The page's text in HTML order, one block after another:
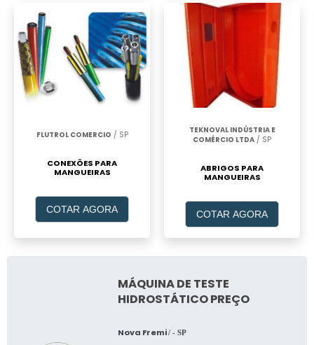
FLUTROL COMERCIO / SP
CONEXÕES PARA
MANGUEIRAS
COTAR AGORA
TEKNOVAL INDÚSTRIA E
COMÉRCIO LTDA / SP
ABRIGOS PARA
MANGUEIRAS
COTAR AGORA
MÁQUINA DE TESTE
HIDROSTÁTICO PREÇO
Nova Fremi/ - SP